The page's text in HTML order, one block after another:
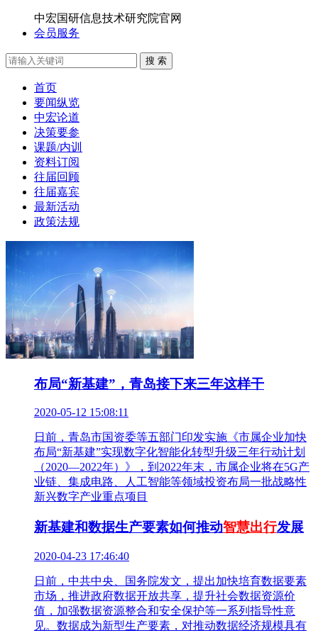
中宏国研信息技术研究院官网
会员服务
搜 索
首页
要闻纵览
中宏论道
决策要参
课题/内训
资料订阅
往届回顾
往届嘉宾
最新活动
政策法规
布局“新基建”，青岛接下来三年这样干
2020-05-12 15:08:11
日前，青岛市国资委等五部门印发实施《市属企业加快
布局“新基建”实现数字化智能化转型升级三年行动计划
（2020—2022年）》，到2022年末，市属企业将在5G产
业链、集成电路、人工智能等领域投资布局一批战略性
新兴数字产业重点项目
新基建和数据生产要素如何推动智慧出行发展
2020-04-23 17:46:40
日前，中共中央、国务院发文，提出加快培育数据要素
市场，推进政府数据开放共享，提升社会数据资源价
值，加强数据资源整合和安全保护等一系列指导性意
见。数据成为新型生产要素，对推动数据经济规模具有